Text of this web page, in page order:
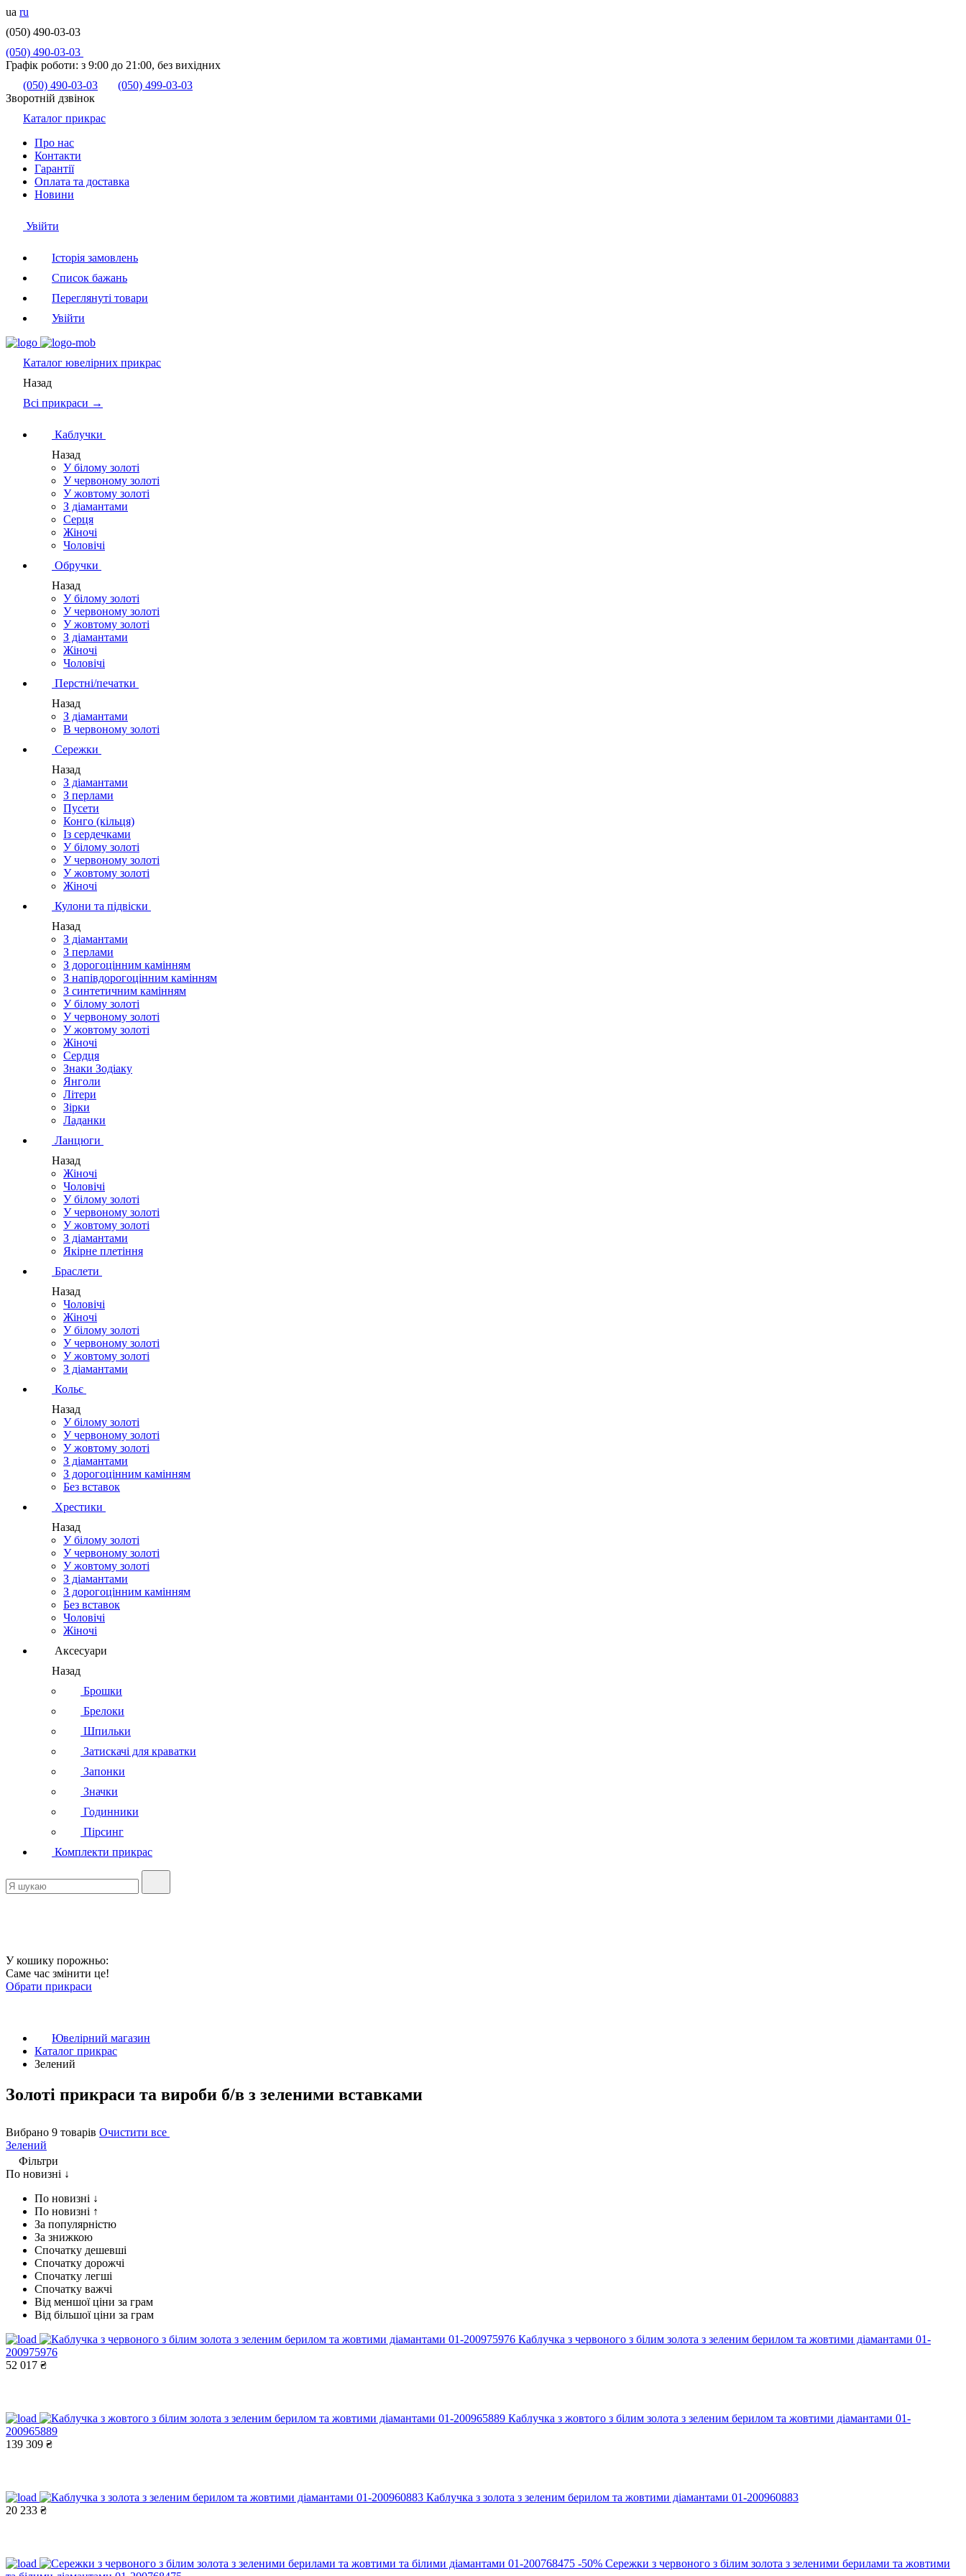
ua ru
(050) 490-03-03
(050) 490-03-03
Графік роботи: з 9:00 до 21:00, без вихідних
(050) 490-03-03
(050) 499-03-03
Зворотній дзвінок
Каталог прикрас
Про нас
Контакти
Гарантії
Оплата та доставка
Новини
Увійти
Історія замовлень
Список бажань
Переглянуті товари
Увійти
Каталог ювелірних прикрас
Назад
Всі прикраси →
Каблучки
Назад
У білому золоті
У червоному золоті
У жовтому золоті
З діамантами
Серця
Жіночі
Чоловічі
Обручки
Назад
У білому золоті
У червоному золоті
У жовтому золоті
З діамантами
Жіночі
Чоловічі
Перстні/печатки
Назад
З діамантами
В червоному золоті
Сережки
Назад
З діамантами
З перлами
Пусети
Конго (кільця)
Із сердечками
У білому золоті
У червоному золоті
У жовтому золоті
Жіночі
Кулони та підвіски
Назад
З діамантами
З перлами
З дорогоцінним камінням
З напівдорогоцінним камінням
З синтетичним камінням
У білому золоті
У червоному золоті
У жовтому золоті
Жіночі
Сердця
Знаки Зодіаку
Янголи
Літери
Зірки
Ладанки
Ланцюги
Назад
Жіночі
Чоловічі
У білому золоті
У червоному золоті
У жовтому золоті
З діамантами
Якірне плетіння
Браслети
Назад
Чоловічі
Жіночі
У білому золоті
У червоному золоті
У жовтому золоті
З діамантами
Кольє
Назад
У білому золоті
У червоному золоті
У жовтому золоті
З діамантами
З дорогоцінним камінням
Без вставок
Хрестики
Назад
У білому золоті
У червоному золоті
У жовтому золоті
З діамантами
З дорогоцінним камінням
Без вставок
Чоловічі
Жіночі
Аксесуари
Назад
Брошки
Брелоки
Шпильки
Затискачі для краватки
Запонки
Значки
Годинники
Пірсинг
Комплекти прикрас
У кошику порожньо:
Саме час змінити це!
Обрати прикраси
Ювелірний магазин
Каталог прикрас
Зелений
Золоті прикраси та вироби б/в з зеленими вставками
Вибрано 9 товарів Очистити все
Зелений
Фільтри
По новизні ↓
По новизні ↓
По новизні ↑
За популярністю
За знижкою
Спочатку дешевші
Спочатку дорожчі
Спочатку легші
Спочатку важчі
Від меншої ціни за грам
Від більшої ціни за грам
Каблучка з червоного з білим золота з зеленим берилом та жовтими діамантами 01-
200975976
52 017 ₴
Каблучка з жовтого з білим золота з зеленим берилом та жовтими діамантами 01-
200965889
139 309 ₴
Каблучка з золота з зеленим берилом та жовтими діамантами 01-200960883
20 233 ₴
-50% Сережки з червоного з білим золота з зеленими берилами та жовтими